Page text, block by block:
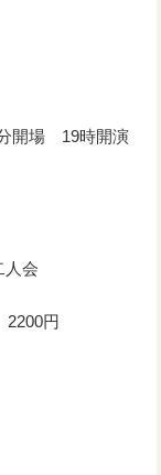
開場 19時開演
会
円